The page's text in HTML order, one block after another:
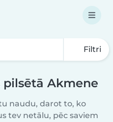
Filtri
Akmene
naudu, darot to, ko
tev netālu, pēc saviem